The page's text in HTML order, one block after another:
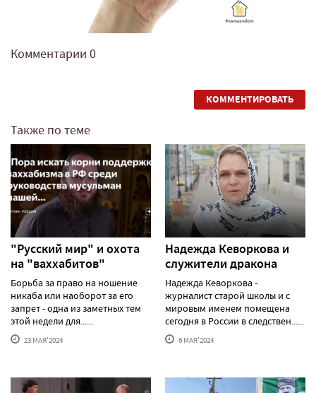
Комментарии 0
КОММЕНТИРОВАТЬ
Также по теме
"Русский мир" и охота
на "ваххабитов"
Борьба за право на ношение
никаба или наоборот за его
запрет - одна из заметных тем
этой недели для......
23 МАЯ'2024
Надежда Кеворкова и
служители дракона
Надежда Кеворкова -
журналист старой школы и с
мировым именем помещена
сегодня в России в следствен......
6 МАЯ'2024